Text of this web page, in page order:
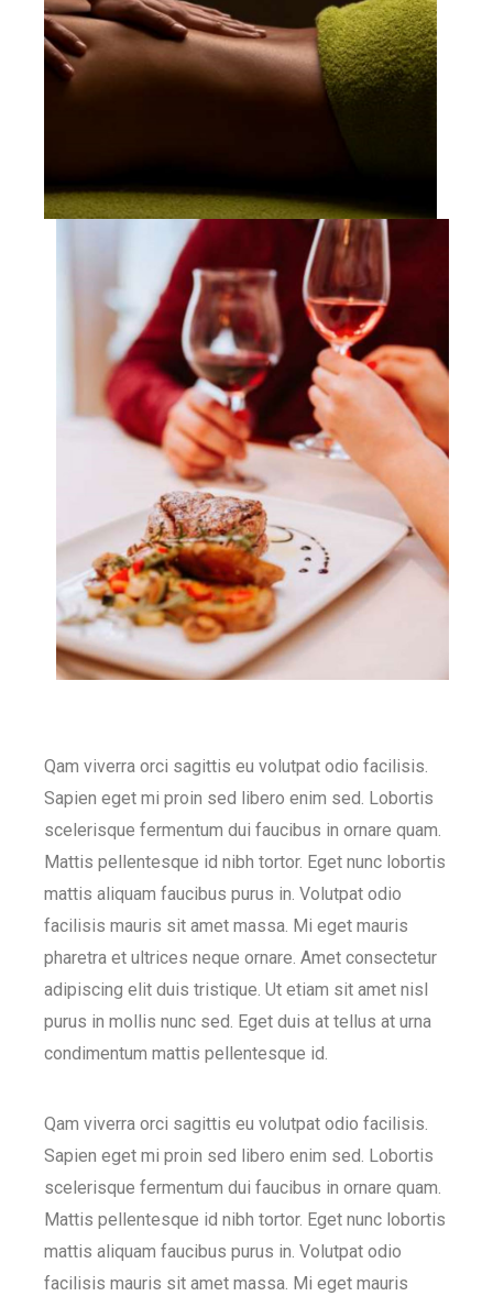
Qam viverra orci sagittis eu volutpat odio facilisis.
Sapien eget mi proin sed libero enim sed. Lobortis
scelerisque fermentum dui faucibus in ornare quam.
Mattis pellentesque id nibh tortor. Eget nunc lobortis
mattis aliquam faucibus purus in. Volutpat odio
facilisis mauris sit amet massa. Mi eget mauris
pharetra et ultrices neque ornare. Amet consectetur
adipiscing elit duis tristique. Ut etiam sit amet nisl
purus in mollis nunc sed. Eget duis at tellus at urna
condimentum mattis pellentesque id.
Qam viverra orci sagittis eu volutpat odio facilisis.
Sapien eget mi proin sed libero enim sed. Lobortis
scelerisque fermentum dui faucibus in ornare quam.
Mattis pellentesque id nibh tortor. Eget nunc lobortis
mattis aliquam faucibus purus in. Volutpat odio
facilisis mauris sit amet massa. Mi eget mauris